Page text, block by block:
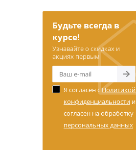
Будьте всегда в
курсе!
Узнавайте о скидках и
акциях первым
Я согласен сПолитикой
конфиденциальности и
согласен на обработку
персональных данных